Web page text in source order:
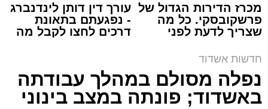
איחוד הצלה הצלה
אירוע דרמטי הסתיים בנס רפואי באשדוד, לאחר
שגבר בן 56 התמוטט בביתו שבאחד הרחובות
ברובע י"א בעיר, כתוצאה מאירוע פתאומי שגרם
מכרז הדירות הגדול של
פרשקובסקי. כל מה
שצריך לדעת לפני
באשדוד
עורך דין דותן לינדנברג
- נפגעתם בתאונת
דרכים לחצו לקבל מה
חדשות אשדוד
נפלה מסולם במהלך עבודתה
באשדוד; פונתה במצב בינוני